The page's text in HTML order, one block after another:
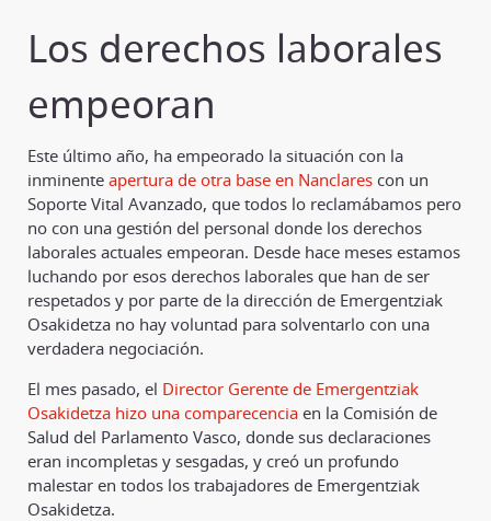
Los derechos laborales
empeoran
Este último año, ha empeorado la situación con la
inminente apertura de otra base en Nanclares con un
Soporte Vital Avanzado, que todos lo reclamábamos pero
no con una gestión del personal donde los derechos
laborales actuales empeoran. Desde hace meses estamos
luchando por esos derechos laborales que han de ser
respetados y por parte de la dirección de Emergentziak
Osakidetza no hay voluntad para solventarlo con una
verdadera negociación.
El mes pasado, el Director Gerente de Emergentziak
Osakidetza hizo una comparecencia en la Comisión de
Salud del Parlamento Vasco, donde sus declaraciones
eran incompletas y sesgadas, y creó un profundo
malestar en todos los trabajadores de Emergentziak
Osakidetza.